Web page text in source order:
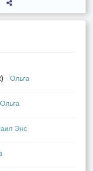
- Ольга
Ольга
Энс